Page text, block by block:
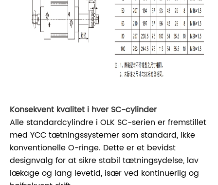
Konsekvent kvalitet i hver SC-cylinder
Alle standardcylindre i OLK SC-serien er fremstillet
med YCC tætningssystemer som standard, ikke
konventionelle O-ringe. Dette er et bevidst
designvalg for at sikre stabil tætningsydelse, lav
lækage og lang levetid, især ved kontinuerlig og